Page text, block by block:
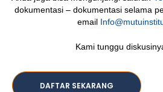
dokumentasi – dokumentasi selama
email
Kami tunggu
DAFTAR SEKARANG